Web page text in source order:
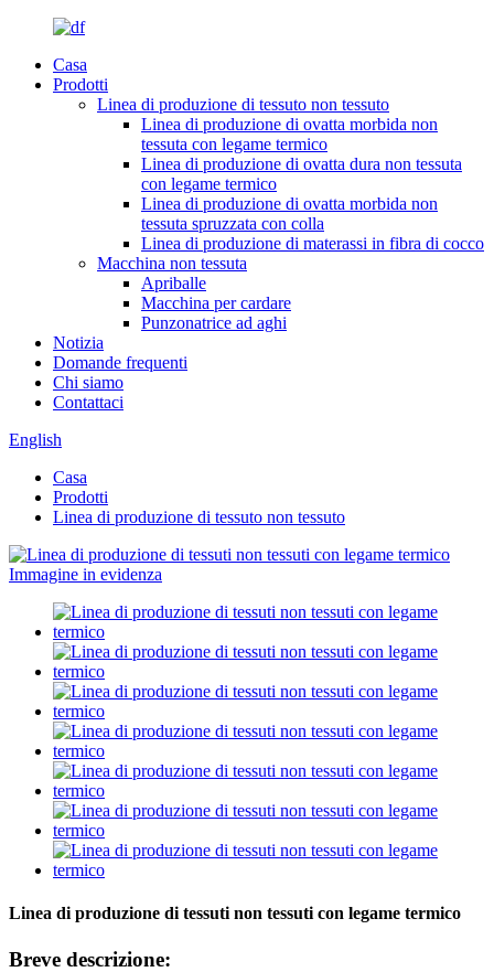
Casa
Prodotti
Linea di produzione di tessuto non tessuto
Linea di produzione di ovatta morbida non
tessuta con legame termico
Linea di produzione di ovatta dura non tessuta
con legame termico
Linea di produzione di ovatta morbida non
tessuta spruzzata con colla
Linea di produzione di materassi in fibra di cocco
Macchina non tessuta
Apriballe
Macchina per cardare
Punzonatrice ad aghi
Notizia
Domande frequenti
Chi siamo
Contattaci
English
Casa
Prodotti
Linea di produzione di tessuto non tessuto
Linea di produzione di tessuti non tessuti con legame termico
Breve descrizione: